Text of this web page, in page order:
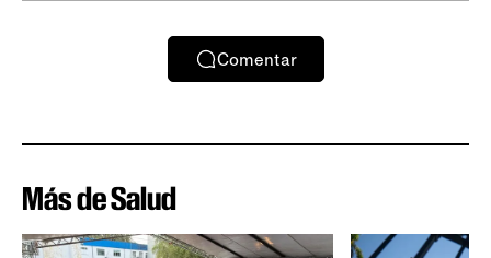
Comentar
Más de Salud